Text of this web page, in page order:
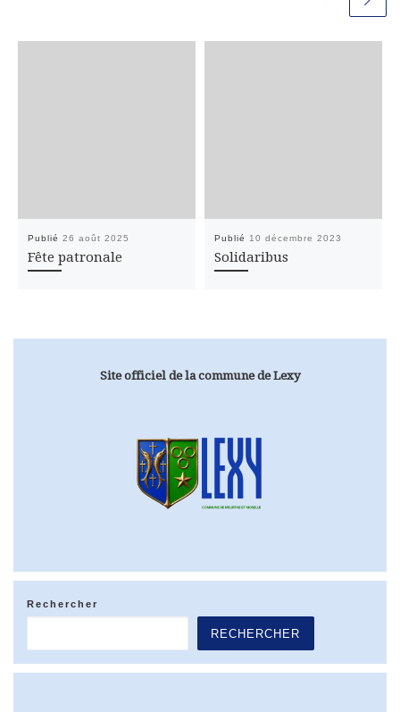
Publié 26 août 2025
Fête patronale
Publié 10 décembre 2023
Solidaribus
Site officiel de la commune de Lexy
Rechercher
RECHERCHER